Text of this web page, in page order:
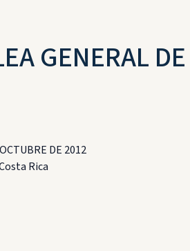
GENERAL
DE 2012
Rica